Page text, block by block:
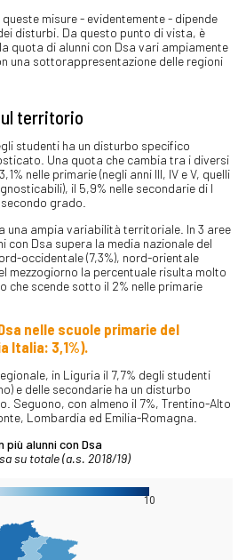
misure - evidentemente - dipende
disturbi. Da questo punto di vista, è
quota di alunni con Dsa vari ampiamente
una sottorappresentazione delle regioni
territorio
studenti ha un disturbo specifico
Una quota che cambia tra i diversi
nelle primarie (negli anni III, IV e V, quelli
il 5,9% nelle secondarie di I
grado.
una ampia variabilità territoriale. In 3 aree
con Dsa supera la media nazionale del
occidentale (7,3%), nord-orientale
mezzogiorno la percentuale risulta molto
che scende sotto il 2% nelle primarie
nelle scuole primarie del
Italia: 3,1%).
in Liguria il 7,7% degli studenti
e delle secondarie ha un disturbo
Seguono, con almeno il 7%, Trentino-Alto
Lombardia ed Emilia-Romagna.
alunni con Dsa
su totale (a.s. 2018/19)